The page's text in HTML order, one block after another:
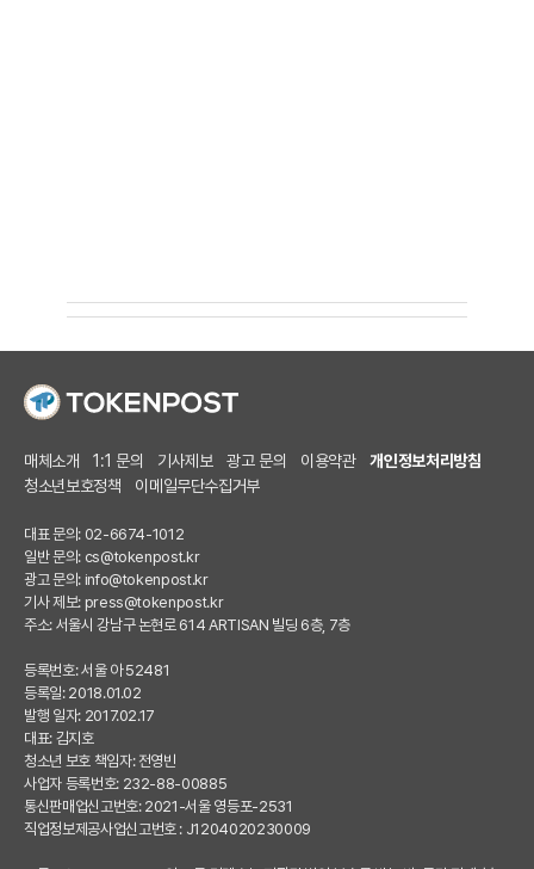
매체소개 1:1 문의 기사제보 광고 문의 이용약관
개인정보처리방침
청소년보호정책
이메일무단수집거부
대표 문의: 02-6674-1012
일반 문의: cs@tokenpost.kr
광고 문의: info@tokenpost.kr
기사 제보: press@tokenpost.kr
주소: 서울시 강남구 논현로 614 ARTISAN 빌딩 6층, 7층
등록번호: 서울 아 52481
등록일: 2018.01.02
발행 일자: 2017.02.17
대표: 김지호
청소년 보호 책임자: 전영빈
사업자 등록번호: 232-88-00885
통신판매업신고번호: 2021-서울 영등포-2531
직업정보제공사업신고번호 : J1204020230009